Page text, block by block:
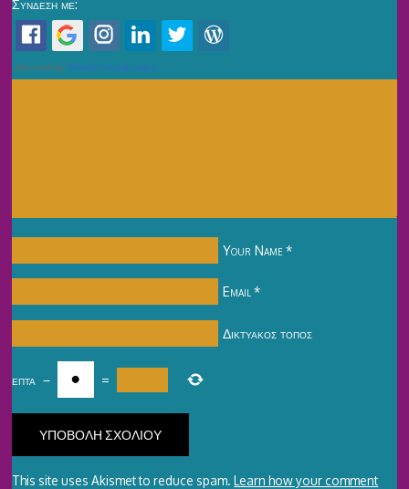
Σύνδεση με:
Your Name *
Email *
Δικτυακός τόπος
επτά − =
This site uses Akismet to reduce spam.Learn how your comment